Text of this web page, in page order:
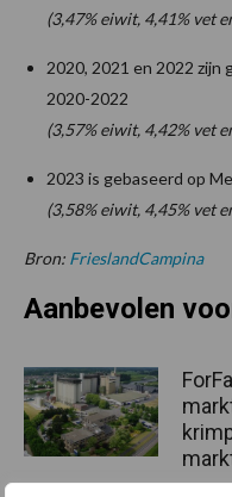
(3,47% eiwit, 4,41% vet
2020, 2021 en 2022 zijn
2020-2022
(3,57% eiwit, 4,42% vet
2023 is gebaseerd op
(3,58% eiwit, 4,45% vet
Bron: FrieslandCampina
Aanbevolen